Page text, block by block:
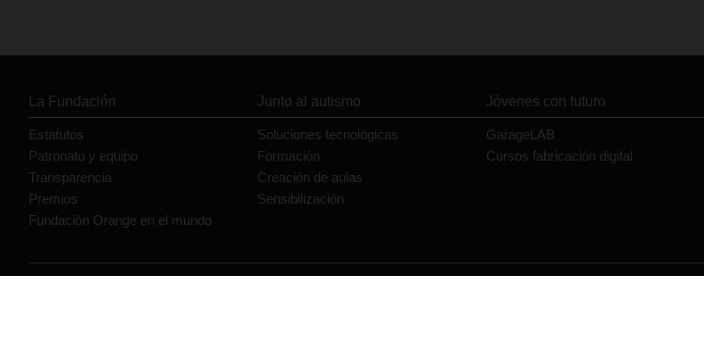
La Fundación
Estatutos
Patronato y equipo
Transparencia
Premios
Fundación Orange en el mundo
Junto al autismo
Soluciones tecnológicas
Formación
Creación de aulas
Sensibilización
Jóvenes con futuro
GarageLAB
Cursos fabricación digital